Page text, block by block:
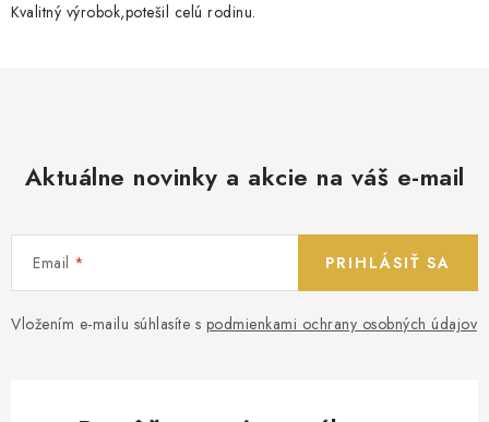
Kvalitný výrobok,potešil celú rodinu.
Aktuálne novinky a akcie na váš e-mail
Email
Vložením e-mailu súhlasíte s podmienkami ochrany osobných údajov
PRIHLÁSIŤ SA